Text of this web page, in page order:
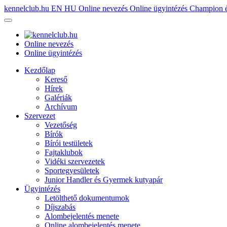
kennelclub.hu EN HU Online nevezés Online ügyintézés Champion
Online nevezés
Online ügyintézés
Kezdőlap
Kereső
Hírek
Galériák
Archívum
Szervezet
Vezetőség
Bírók
Bírói testületek
Fajtaklubok
Vidéki szervezetek
Sportegyesületek
Junior Handler és Gyermek kutyapár
Ügyintézés
Letölthető dokumentumok
Díjszabás
Alombejelentés menete
Online alombejelentés menete